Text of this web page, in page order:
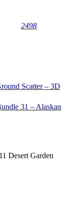
2498
Scatter – 3D
31 – Alaskan
Desert Garden